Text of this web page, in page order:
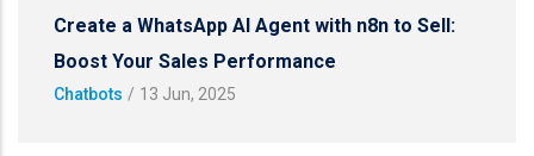
Create a WhatsApp AI Agent with n8n to Sell:
Boost Your Sales Performance
Chatbots / 13 Jun, 2025